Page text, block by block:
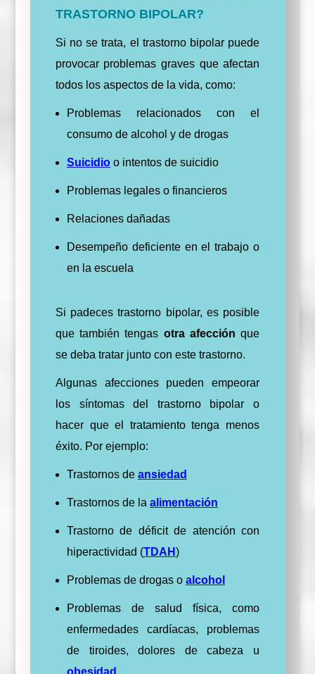
TRASTORNO BIPOLAR?
Si no se trata, el trastorno bipolar puede
provocar problemas graves que afectan
todos los aspectos de la vida, como:
Problemas relacionados con el
consumo de alcohol y de drogas
Suicidioo intentos de suicidio
Problemas legales o financieros
Relaciones dañadas
Desempeño deficiente en el trabajo o
en la escuela
Si padeces trastorno bipolar, es posible
que también tengas otra afección que
se deba tratar junto con este trastorno.
Algunas afecciones pueden empeorar
los síntomas del trastorno bipolar o
hacer que el tratamiento tenga menos
éxito. Por ejemplo:
Trastornos de ansiedad
Trastornos de la alimentación
Trastorno de déficit de atención con
hiperactividad (TDAH)
Problemas de drogas o alcohol
Problemas de salud física, como
enfermedades cardíacas, problemas
de tiroides, dolores de cabeza u
obesidad